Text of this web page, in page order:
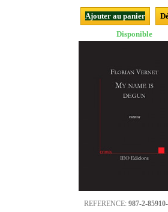
Ajouter au panier
Disponible
REFERENCE: 987-2-